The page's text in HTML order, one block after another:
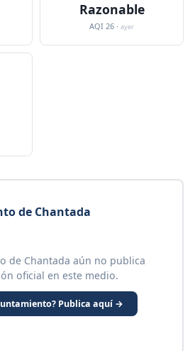
Razonable
AQI 26 · ayer
de Chantada
de Chantada aún no publica
oficial en este medio.
Publica aquí →